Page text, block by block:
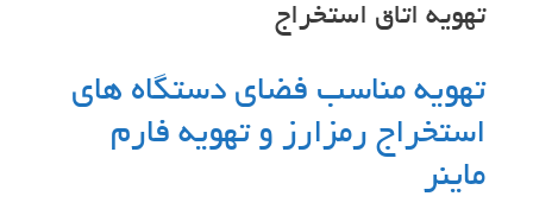
تهویه اتاق استخراج
تهویه مناسب فضای دستگاه های
استخراج رمزارز و تهویه فارم
ماینر